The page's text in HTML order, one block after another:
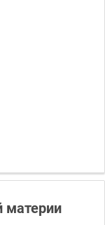
материи